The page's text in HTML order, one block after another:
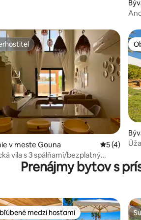
4,87 z 5, počet hodnotení: 38
4,77 z 5, počet hodnotení: 30
v meste Gouna Priemerné
5 (4)
vila s 3 spálňami/bezplatný
a prístup k lagúne@Gouna
Prenájmy bytov s
medzi hosťami
medzi hosťami